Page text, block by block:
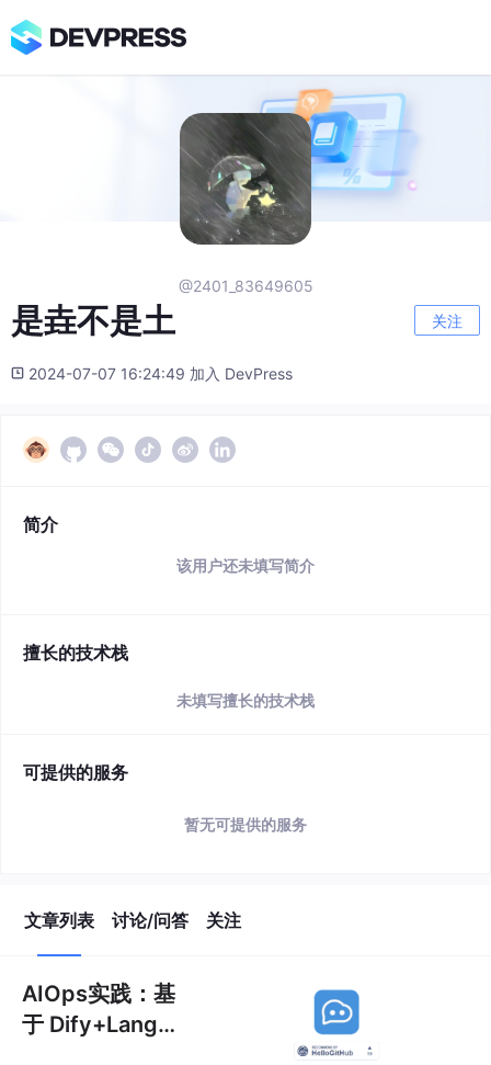
@2401_83649605
是垚不是土 关注
2024-07-07 16:24:49 加入 DevPress
简介
该用户还未填写简介
擅长的技术栈
未填写擅长的技术栈
可提供的服务
暂无可提供的服务
文章列表 讨论/问答 关注
AIOps实践：基
于 Dify+LangB